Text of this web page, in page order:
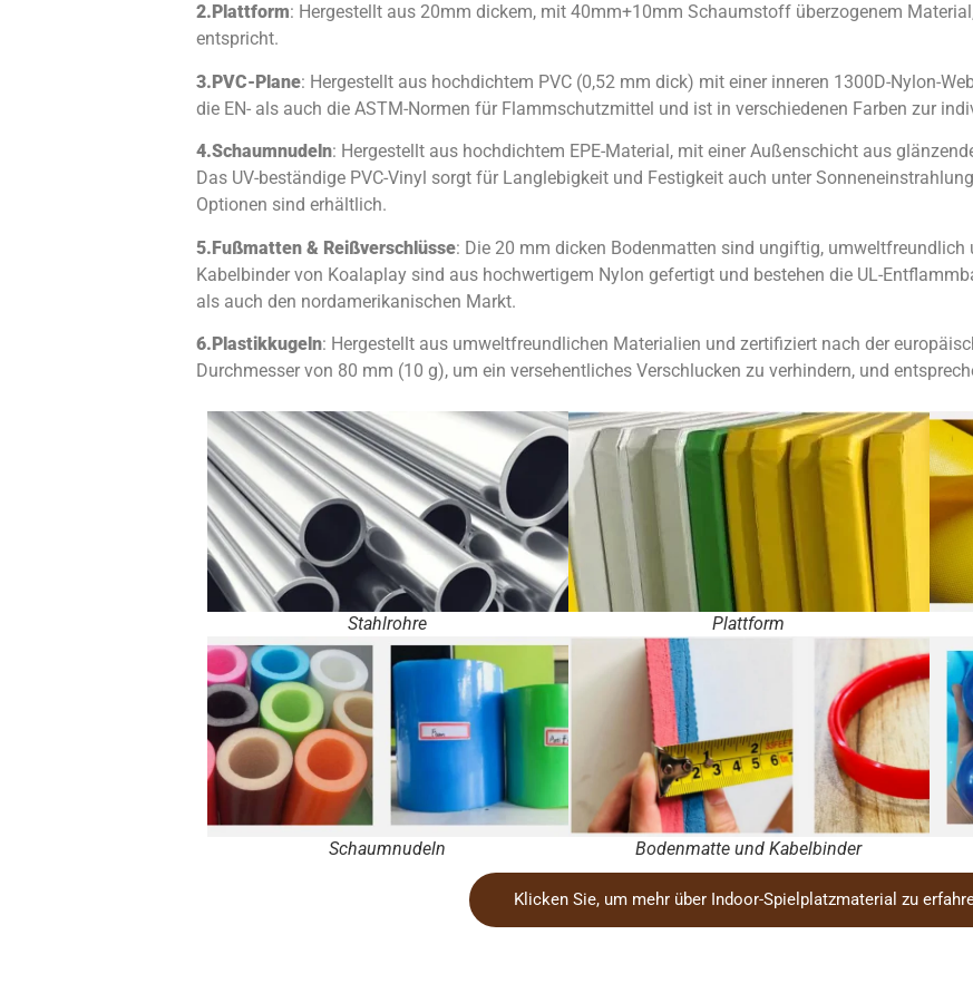
2. Plattform: Hergestellt aus 20mm dickem, mit 40mm+10mm Schaumstoff überzogenem
entspricht.
3.PVC-Plane: Hergestellt aus hochdichtem PVC (0,52 mm dick) mit einer inneren 1300D-Nylon-
die EN- als auch die ASTM-Normen für Flammschutzmittel und ist in verschiedenen Farben zur
4.Schaumnudeln: Hergestellt aus hochdichtem EPE-Material, mit einer Außenschicht aus
Das UV-beständige PVC-Vinyl sorgt für Langlebigkeit und Festigkeit auch unter
Optionen sind erhältlich.
5.Fußmatten & Reißverschlüsse: Die 20 mm dicken Bodenmatten sind ungiftig, umweltfreundlich
Kabelbinder von Koalaplay sind aus hochwertigem Nylon gefertigt und bestehen die UL-
als auch den nordamerikanischen Markt.
6.Plastikkugeln: Hergestellt aus umweltfreundlichen Materialien und zertifiziert nach der
Durchmesser von 80 mm (10 g), um ein versehentliches Verschlucken zu verhindern, und
Stahlrohre Plattform
Schaumnudeln Bodenmatte und Kabelbinder
Klicken Sie, um mehr über Indoor-Spielplatzmaterial zu